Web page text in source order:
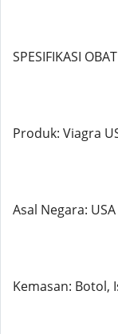
SPESIFIKASI
Produk: Viagra
Asal Negara: USA
Kemasan: Botol,